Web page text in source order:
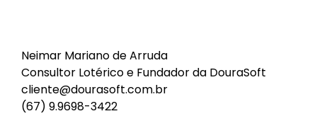
Neimar Mariano de Arruda
Consultor Lotérico e Fundador da DouraSoft
cliente@dourasoft.com.br
(67) 9.9698-3422